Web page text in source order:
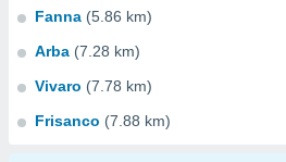
Fanna (5.86 km)
Arba (7.28 km)
Vivaro (7.78 km)
Frisanco (7.88 km)